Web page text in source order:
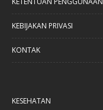
KEBIJAKAN PRIVASI
KONTAK
KESEHATAN